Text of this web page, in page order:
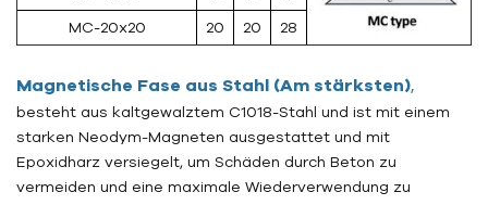
MC-20x20
20 20 28
Magnetische Fase aus Stahl (Am stärksten)
besteht aus kaltgewalztem C1018-Stahl und ist mit einem
starken Neodym-Magneten ausgestattet und mit
Epoxidharz versiegelt, um Schäden durch Beton zu
vermeiden und eine maximale Wiederverwendung zu